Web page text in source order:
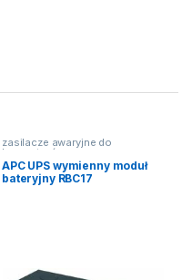
zasilacze awaryjne do
komputerów
APC UPS wymienny moduł
bateryjny RBC17